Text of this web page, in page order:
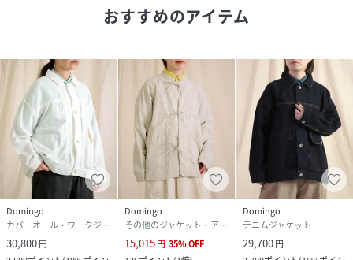
着用サイズ：2(FREE)身長155cm
性別タイプ レディース
原産国
素材 コットン75%麻25%
サイズ 2(FREE)
おすすめのアイテム
Domingo
カバーオール・ワークジャケット
30,800円
Domingo
その他のジャケット・アウター
15,015円 35%OFF
Domingo
デニムジャケット
29,700円